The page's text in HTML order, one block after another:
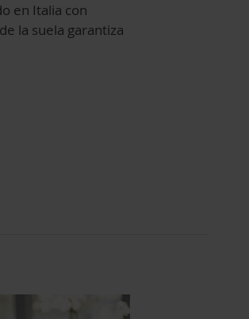
en Italia con
la suela garantiza